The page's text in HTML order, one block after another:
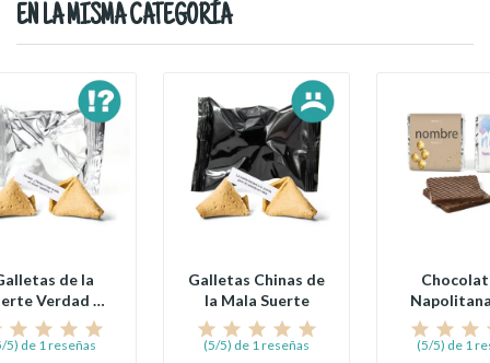
EN LA MISMA CATEGORÍA
de la
Verdad o
Reto
5) de 1 reseñas
Galletas Chinas de
la Mala Suerte
(5/5) de 1 reseñas (5/5) de 1